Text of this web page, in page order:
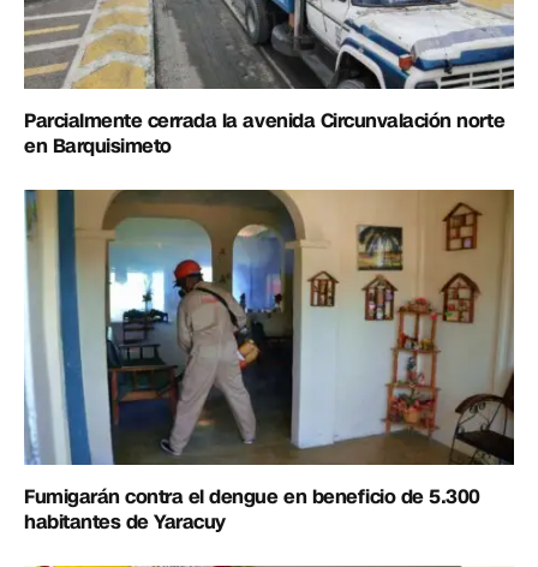
Parcialmente cerrada la avenida Circunvalación norte
en Barquisimeto
Fumigarán contra el dengue en beneficio de 5.300
habitantes de Yaracuy